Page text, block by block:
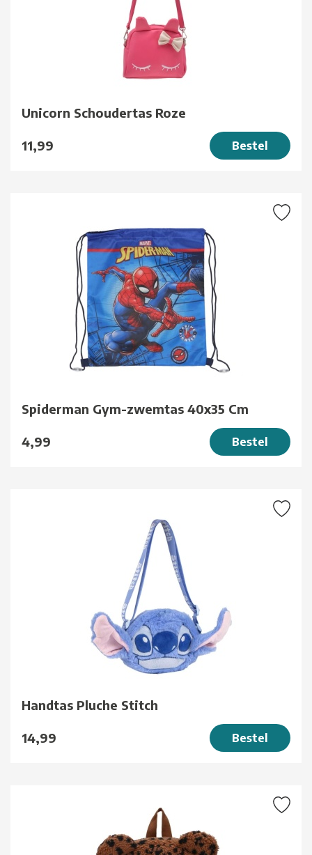
Unicorn Schoudertas Roze
11,99 Bestel
Spiderman Gym-zwemtas 40x35 Cm
4,99 Bestel
Handtas Pluche Stitch
14,99 Bestel